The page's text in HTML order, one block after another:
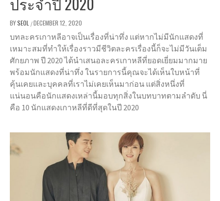
BYSEOL /DECEMBER 12, 2020
บทละครเกาหลีอาจเป็นเรื่องที่น่าทึ่ง แต่หากไม่มีนักแสดงที่
เหมาะสมที่ทำให้เรื่องราวมีชีวิตละครเรื่องนี้ก็จะไม่มีวันเต็ม
ศักยภาพ ปี 2020 ได้นำเสนอละครเกาหลีที่ยอดเยี่ยมมากมาย
พร้อมนักแสดงที่น่าทึ่ง ในรายการนี้คุณจะได้เห็นใบหน้าที่
คุ้นเคยและบุคคลที่เราไม่เคยเห็นมาก่อน แต่สิ่งหนึ่งที่
แน่นอนคือนักแสดงเหล่านี้มอบทุกสิ่งในบทบาทตามลำดับ นี่
คือ 10 นักแสดงเกาหลีที่ดีที่สุดในปี 2020